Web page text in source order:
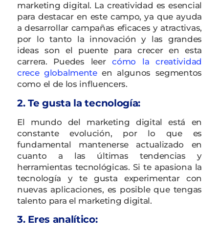
marketing digital. La creatividad es esencial
para destacar en este campo, ya que ayuda
a desarrollar campañas eficaces y atractivas,
por lo tanto la innovación y las grandes
ideas son el puente para crecer en esta
carrera. Puedes leercómo la creatividad
crece globalmenteen algunos segmentos
como el de los influencers.
2. Te gusta la tecnología:
El mundo del marketing digital está en
constante evolución, por lo que es
fundamental mantenerse actualizado en
cuanto a las últimas tendencias y
herramientas tecnológicas. Si te apasiona la
tecnología y te gusta experimentar con
nuevas aplicaciones, es posible que tengas
talento para el marketing digital.
3. Eres analítico: